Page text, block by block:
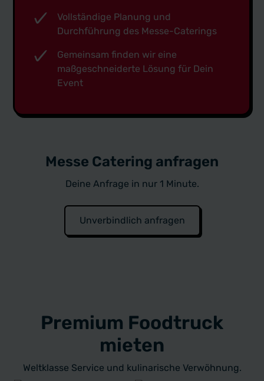
Vollständige Planung und
Durchführung des Messe-Caterings
Gemeinsam finden wir eine
maßgeschneiderte Lösung für Dein
Event
Messe Catering anfragen
Deine Anfrage in nur 1 Minute.
Unverbindlich anfragen
Premium Foodtruck
mieten
Weltklasse Service und kulinarische Verwöhnung.